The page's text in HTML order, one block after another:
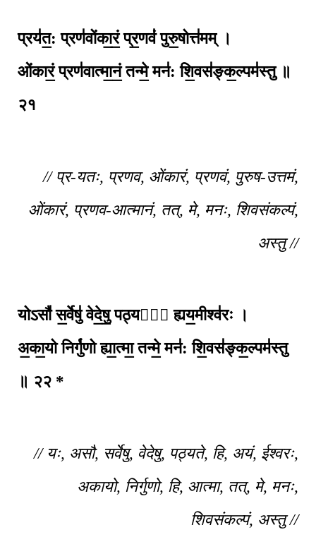
प्रय॑त॒: प्रण॑वोंका॒रं॒ प्र॒णवं॑ पुरु॒षोत्त॑मम् ।
ओंकारं॒ प्रण॑वात्मा॒नं॒ तन्मे॒ मन॑: शि॒वस॑ङ्क॒ल्पम॑स्तु ॥
२१
// प्र-यतः, प्रणव, ओंकारं, प्रणवं, पुरुष-उत्तमं,
ओंकारं, प्रणव-आत्मानं, तत्, मे, मनः, शिवसंकल्पं,
अस्तु //
योऽसौ॑ स॒र्वेषु॑ वेदे॒षु॒ पठ्यते᳚ ह्यय॒मीश्व॑रः ।
अ॒का॒यो निर्गु॑णो ह्या॒त्मा॒ तन्मे॒ मन॑: शि॒वस॑ङ्क॒ल्पम॑स्तु
॥ २२ *
// यः, असौ, सर्वेषु, वेदेषु, पठ्यते, हि, अयं, ईश्वरः,
अकायो, निर्गुणो, हि, आत्मा, तत्, मे, मनः,
शिवसंकल्पं, अस्तु //